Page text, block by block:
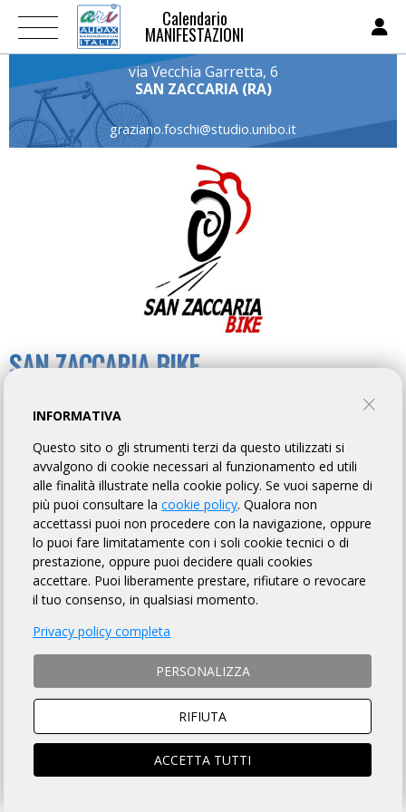
Calendario
MANIFESTAZIONI
via Vecchia Garretta, 6
SAN ZACCARIA (RA)
graziano.foschi@studio.unibo.it
SAN ZACCARIA BIKE
PROFILO EVENTI
MOSTRA EVENTI IN CORSO
EVENTI CONCLUSI
Totale: 50 1 2
09 MAGGIO
HIC SUNT LEONES
600 km San Zaccaria (RA)
Partenza: 06:00
DETTAGLI
04 GENNAIO
INFORMATIVA
Questo sito o gli strumenti terzi da questo utilizzati si
avvalgono di cookie necessari al funzionamento ed utili
alle finalità illustrate nella cookie policy. Se vuoi saperne di
più puoi consultare lacookie policy. Qualora non
accettassi puoi non procedere con la navigazione, oppure
lo puoi fare limitatamente con i soli cookie tecnici o di
prestazione, oppure puoi decidere quali cookies
accettare. Puoi liberamente prestare, rifiutare o revocare
il tuo consenso, in qualsiasi momento.
Privacy policy completa
PERSONALIZZA
RIFIUTA
ACCETTA TUTTI